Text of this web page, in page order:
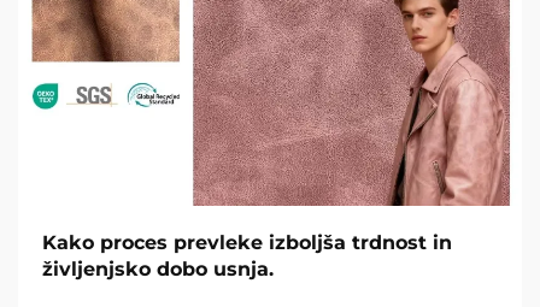
Kako proces prevleke izboljša trdnost in
življenjsko dobo usnja.